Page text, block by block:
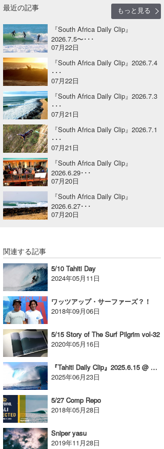
最近の記事
もっと見る
『South Africa Daily Clip』
2026.7.5〜･･･
07月22日
『South Africa Daily Clip』2026.7.4
･･･
07月22日
『South Africa Daily Clip』2026.7.3
･･･
07月21日
『South Africa Daily Clip』2026.7.1
･･･
07月21日
『South Africa Daily Clip』
2026.6.29･･･
07月20日
『South Africa Daily Clip』
2026.6.27･･･
07月20日
関連する記事
5/10 Tahiti Day
2024年05月11日
ワッツアップ・サーファーズ？！
2018年09月06日
5/15 Story of The Surf Pilgrim vol-32
2020年05月16日
『Tahiti Daily Clip』2025.6.15 @ Teahupoo
2025年06月23日
5/27 Comp Repo
2018年05月28日
Sniper yasu
2019年11月28日
CBA Films
熊谷素子
田原啓江
植村未来
NOBUFUKU
大野”MAR”修聖
喜納海人
chan-U
ECE
G◎Da
H
KID
KOBU
KY
MIN
mitz
S.K
Soulman
VAGY
waka☆=
YUKI☆
たっちー
ハンマー
まっきー
三輪予報士
小川予報士